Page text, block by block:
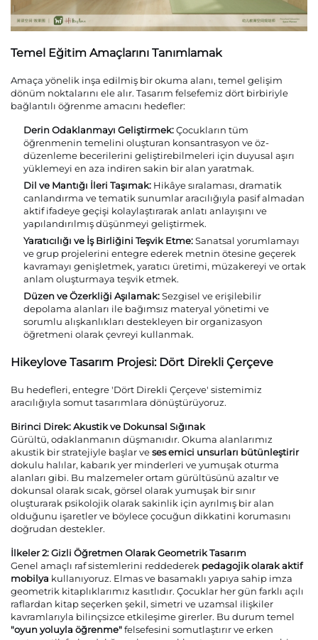
Temel Eğitim Amaçlarını Tanımlamak
Amaça yönelik inşa edilmiş bir okuma alanı, temel gelişim
dönüm noktalarını ele alır. Tasarım felsefemiz dört birbiriyle
bağlantılı öğrenme amacını hedefler:
Derin Odaklanmayı Geliştirmek:Çocukların tüm
öğrenmenin temelini oluşturan konsantrasyon ve öz-
düzenleme becerilerini geliştirebilmeleri için duyusal aşırı
yüklemeyi en aza indiren sakin bir alan yaratmak.
Dil ve Mantığı İleri Taşımak: Hikâye sıralaması, dramatik
canlandırma ve tematik sunumlar aracılığıyla pasif almadan
aktif ifadeye geçişi kolaylaştırarak anlatı anlayışını ve
yapılandırılmış düşünmeyi geliştirmek.
Yaratıcılığı ve İş Birliğini Teşvik Etme:Sanatsal yorumlamayı
ve grup projelerini entegre ederek metnin ötesine geçerek
kavramayı genişletmek, yaratıcı üretimi, müzakereyi ve ortak
anlam oluşturmaya teşvik etmek.
Düzen ve Özerkliği Aşılamak:Sezgisel ve erişilebilir
depolama alanları ile bağımsız materyal yönetimi ve
sorumlu alışkanlıkları destekleyen bir organizasyon
öğretmeni olarak çevreyi kullanmak.
Hikeylove Tasarım Projesi: Dört Direkli Çerçeve
Bu hedefleri, entegre 'Dört Direkli Çerçeve' sistemimiz
aracılığıyla somut tasarımlara dönüştürüyoruz.
Birinci Direk: Akustik ve Dokunsal Sığınak
Gürültü, odaklanmanın düşmanıdır. Okuma alanlarımız
akustik bir stratejiyle başlar veses emici unsurları bütünleştirir
dokulu halılar, kabarık yer minderleri ve yumuşak oturma
alanları gibi. Bu malzemeler ortam gürültüsünü azaltır ve
dokunsal olarak sıcak, görsel olarak yumuşak bir sınır
oluşturarak psikolojik olarak sakinlik için ayrılmış bir alan
olduğunu işaretler ve böylece çocuğun dikkatini korumasını
doğrudan destekler.
İlkeler 2: Gizli Öğretmen Olarak Geometrik Tasarım
Genel amaçlı raf sistemlerini reddederek pedagojik olarak aktif
mobilya kullanıyoruz. Elmas ve basamaklı yapıya sahip imza
geometrik kitaplıklarımız kasıtlıdır. Çocuklar her gün farklı açılı
raflardan kitap seçerken şekil, simetri ve uzamsal ilişkiler
kavramlarıyla bilinçsizce etkileşime girerler. Bu durum temel
"oyun yoluyla öğrenme"felsefesini somutlaştırır ve erken